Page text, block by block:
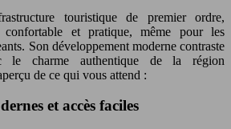
touristique de premier ordre,
confortable et pratique, même pour les
Son développement moderne contraste
le charme authentique de la région
de ce qui vous attend :
et accès faciles